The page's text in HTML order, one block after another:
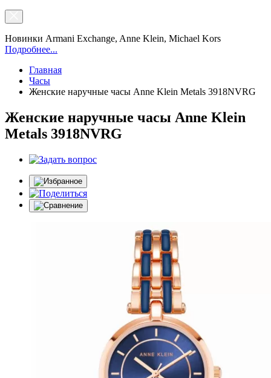
Новинки Armani Exchange, Anne Klein, Michael Kors
Подробнее...
Главная
Часы
Женские наручные часы Anne Klein Metals 3918NVRG
Женские наручные часы Anne Klein
Metals 3918NVRG